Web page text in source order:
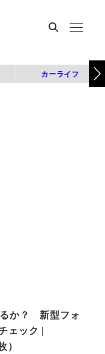
カーライフ
るか？ 新型フォ
ェック |